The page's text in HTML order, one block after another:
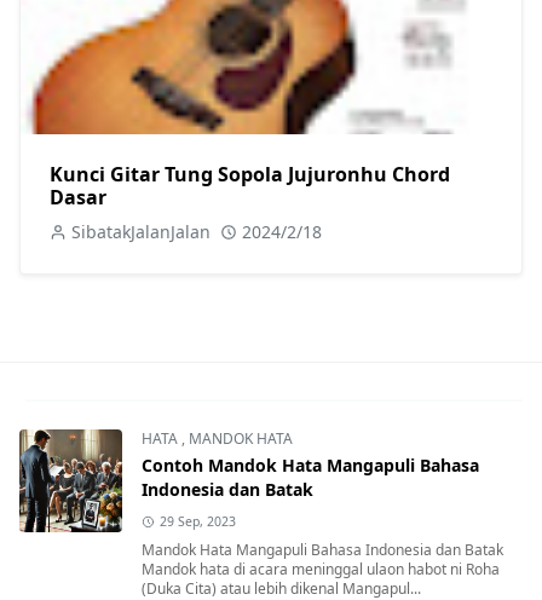
Kunci Gitar Tung Sopola Jujuronhu Chord
Dasar
SibatakJalanJalan 2024/2/18
HATA , MANDOK HATA
Contoh Mandok Hata Mangapuli Bahasa
Indonesia dan Batak
29 Sep, 2023
Mandok Hata Mangapuli Bahasa Indonesia dan Batak
Mandok hata di acara meninggal ulaon habot ni Roha
(Duka Cita) atau lebih dikenal Mangapul...